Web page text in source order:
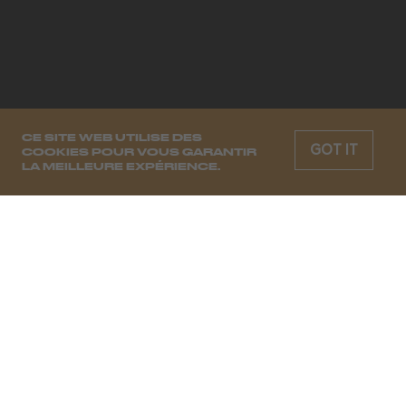
CE SITE WEB UTILISE DES
COOKIES POUR VOUS GARANTIR
LA MEILLEURE EXPÉRIENCE.
GOT IT